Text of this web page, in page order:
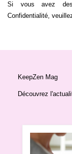
Si vous avez des
Confidentialité,
KeepZen Mag
Découvrez